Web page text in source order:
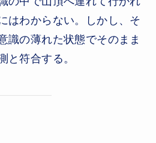
はわからない。しかし、そ
識の薄れた状態でそのまま
と符合する。